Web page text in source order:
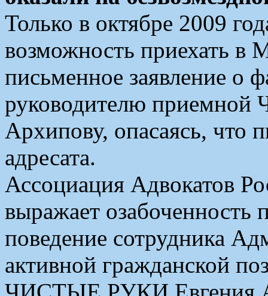
Только в октябре 2009
возможность приехать в
письменное заявление о
руководителю
Архипову, опасаясь, что
адресата.
Ассоциация Адвокатов
выражает озабоченность
поведение сотрудника
активной гражданской